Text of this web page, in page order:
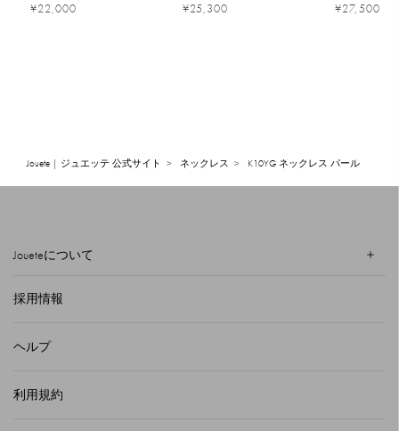
¥22,000
¥25,300
¥27,500
Jouete | ジュエッテ 公式サイト ネックレス K10YG ネックレス パール
Joueteについて
採用情報
ヘルプ
利用規約